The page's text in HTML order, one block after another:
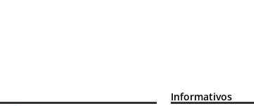
Informativos